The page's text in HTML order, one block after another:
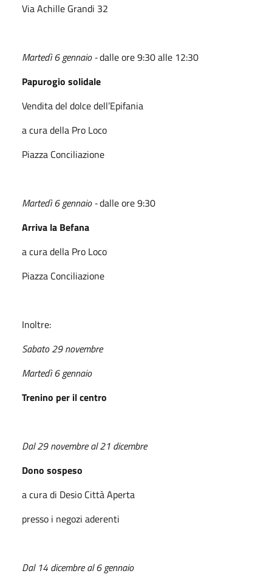
Via Achille Grandi 32
Martedì 6 gennaio -dalle ore 9:30 alle 12:30
Papurogio solidale
Vendita del dolce dell’Epifania
a cura della Pro Loco
Piazza Conciliazione
Martedì 6 gennaio -dalle ore 9:30
Arriva la Befana
a cura della Pro Loco
Piazza Conciliazione
Inoltre:
Sabato 29 novembre
Martedì 6 gennaio
Trenino per il centro
Dal 29 novembre al 21 dicembre
Dono sospeso
a cura di Desio Città Aperta
presso i negozi aderenti
Dal 14 dicembre al 6 gennaio